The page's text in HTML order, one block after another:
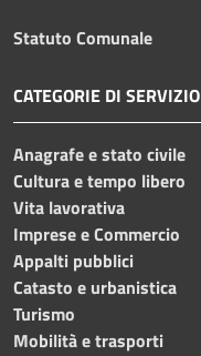
Statuto Comunale
CATEGORIE DI SERVIZIO
Anagrafe e stato civile
Cultura e tempo libero
Vita lavorativa
Imprese e Commercio
Appalti pubblici
Catasto e urbanistica
Turismo
Mobilità e trasporti